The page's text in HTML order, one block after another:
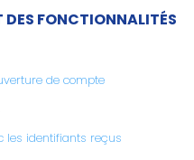
DES FONCTIONNALITÉS
de compte
les identifiants reçus